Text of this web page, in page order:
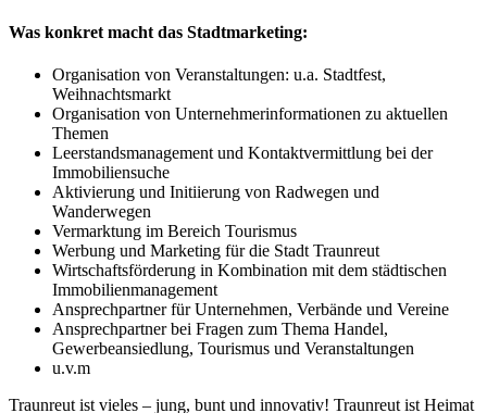
Was konkret macht das Stadtmarketing:
Organisation von Veranstaltungen: u.a. Stadtfest,
Weihnachtsmarkt
Organisation von Unternehmerinformationen zu aktuellen
Themen
Leerstandsmanagement und Kontaktvermittlung bei der
Immobiliensuche
Aktivierung und Initiierung von Radwegen und
Wanderwegen
Vermarktung im Bereich Tourismus
Werbung und Marketing für die Stadt Traunreut
Wirtschaftsförderung in Kombination mit dem städtischen
Immobilienmanagement
Ansprechpartner für Unternehmen, Verbände und Vereine
Ansprechpartner bei Fragen zum Thema Handel,
Gewerbeansiedlung, Tourismus und Veranstaltungen
u.v.m
Traunreut ist vieles – jung, bunt und innovativ! Traunreut ist Heimat